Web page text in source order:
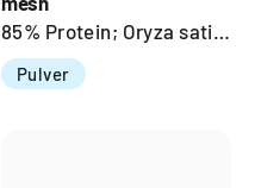
85% Protein; Oryza sativa; Seed
Pulver